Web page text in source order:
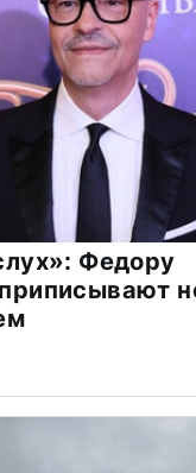
Федору